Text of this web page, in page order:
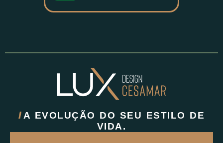
//A EVOLUÇÃO DO SEU ESTILO DE
VIDA.